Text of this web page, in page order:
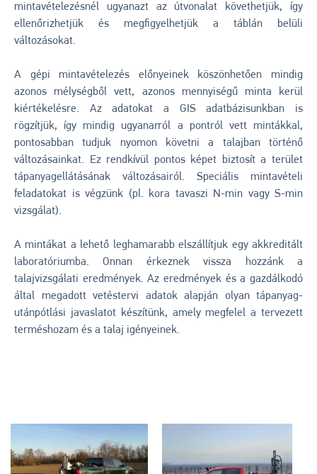
mintavételezésnél ugyanazt az útvonalat követhetjük, így
ellenőrizhetjük és megfigyelhetjük a táblán belüli
változásokat.
A gépi mintavételezés előnyeinek köszönhetően mindig
azonos mélységből vett, azonos mennyiségű minta kerül
kiértékelésre. Az adatokat a GIS adatbázisunkban is
rögzítjük, így mindig ugyanarról a pontról vett mintákkal,
pontosabban tudjuk nyomon követni a talajban történő
változásainkat. Ez rendkívül pontos képet biztosít a terület
tápanyagellátásának változásairól. Speciális mintavételi
feladatokat is végzünk (pl. kora tavaszi N-min vagy S-min
vizsgálat).
A mintákat a lehető leghamarabb elszállítjuk egy akkreditált
laboratóriumba. Onnan érkeznek vissza hozzánk a
talajvizsgálati eredmények. Az eredmények és a gazdálkodó
által megadott vetéstervi adatok alapján olyan tápanyag-
utánpótlási javaslatot készítünk, amely megfelel a tervezett
terméshozam és a talaj igényeinek.